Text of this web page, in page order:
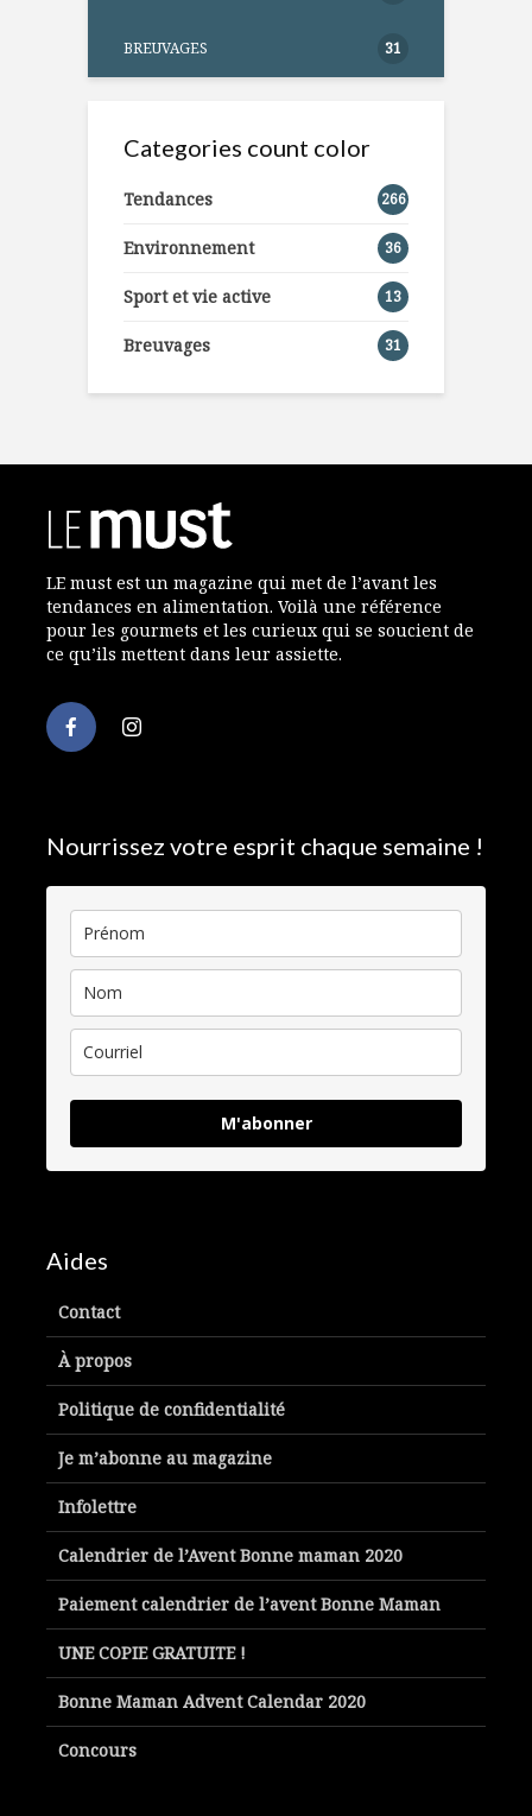
BREUVAGES 31
Categories count color
Tendances 266
Environnement 36
Sport et vie active 13
Breuvages 31
LE must est un magazine qui met de l’avant les
tendances en alimentation. Voilà une référence
pour les gourmets et les curieux qui se soucient de
ce qu’ils mettent dans leur assiette.
Nourrissez votre esprit chaque semaine !
M'abonner
Aides
Contact
À propos
Politique de confidentialité
Je m’abonne au magazine
Infolettre
Calendrier de l’Avent Bonne maman 2020
Paiement calendrier de l’avent Bonne Maman
UNE COPIE GRATUITE !
Bonne Maman Advent Calendar 2020
Concours